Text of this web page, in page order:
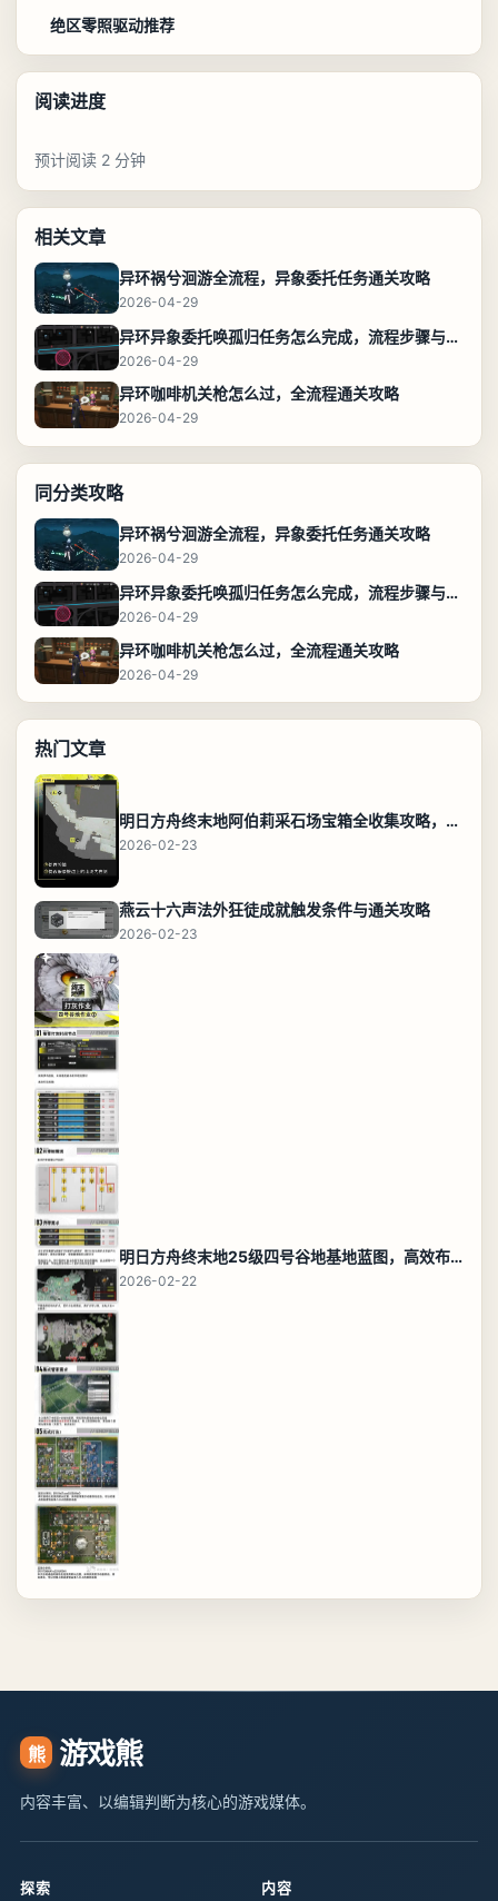
绝区零照驱动推荐
阅读进度
预计阅读 2 分钟
相关文章
异环祸兮洄游全流程，异象委托任务通关攻略
2026-04-29
异环异象委托唤孤归任务怎么完成，流程步骤与位置攻略
2026-04-29
异环咖啡机关枪怎么过，全流程通关攻略
2026-04-29
同分类攻略
异环祸兮洄游全流程，异象委托任务通关攻略
2026-04-29
异环异象委托唤孤归任务怎么完成，流程步骤与位置攻略
2026-04-29
异环咖啡机关枪怎么过，全流程通关攻略
2026-04-29
热门文章
明日方舟终末地阿伯莉采石场宝箱全收集攻略，全点位分布图与路线
2026-02-23
燕云十六声法外狂徒成就触发条件与通关攻略
2026-02-23
明日方舟终末地25级四号谷地基地蓝图，高效布局规划
2026-02-22
熊 游戏熊
内容丰富、以编辑判断为核心的游戏媒体。
探索 内容